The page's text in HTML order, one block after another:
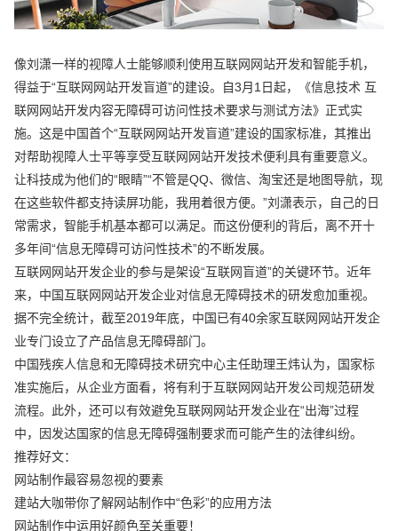
像刘潇一样的视障人士能够顺利使用互联网网站开发和智能手机，
得益于“互联网网站开发盲道”的建设。自3月1日起，《信息技术 互
联网网站开发内容无障碍可访问性技术要求与测试方法》正式实
施。这是中国首个“互联网网站开发盲道”建设的国家标准，其推出
对帮助视障人士平等享受互联网网站开发技术便利具有重要意义。
让科技成为他们的“眼睛”“不管是QQ、微信、淘宝还是地图导航，现
在这些软件都支持读屏功能，我用着很方便。”刘潇表示，自己的日
常需求，智能手机基本都可以满足。而这份便利的背后，离不开十
多年间“信息无障碍可访问性技术”的不断发展。
互联网网站开发企业的参与是架设“互联网盲道”的关键环节。近年
来，中国互联网网站开发企业对信息无障碍技术的研发愈加重视。
据不完全统计，截至2019年底，中国已有40余家互联网网站开发企
业专门设立了产品信息无障碍部门。
中国残疾人信息和无障碍技术研究中心主任助理王炜认为，国家标
准实施后，从企业方面看，将有利于互联网网站开发公司规范研发
流程。此外，还可以有效避免互联网网站开发企业在“出海”过程
中，因发达国家的信息无障碍强制要求而可能产生的法律纠纷。
推荐好文：
网站制作最容易忽视的要素
建站大咖带你了解网站制作中“色彩”的应用方法
网站制作中运用好颜色至关重要！